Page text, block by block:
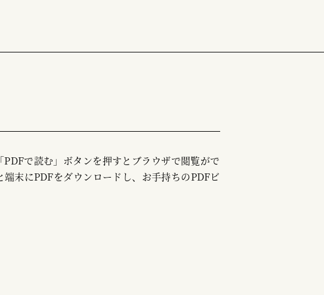
で読む」ボタンを押すとブラウザで閲覧がで
末にPDFをダウンロードし、お手持ちのPDFビ